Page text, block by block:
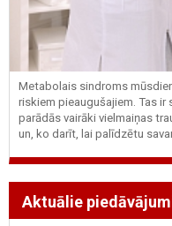
Metabolais sindroms
riskiem pieaugušajiem. Tas
parādās vairāki vielmaiņas
un, ko darīt, lai palīdzētu
Aktuālie